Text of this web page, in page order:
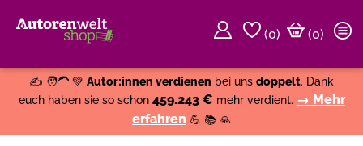
(0)
(0)
✍️ 🧑‍🦱 💚 Autor:innen verdienen bei uns doppelt. Dank
euch haben sie so schon 459.243 € mehr verdient. → Mehr
erfahren 💪 📚 🙏